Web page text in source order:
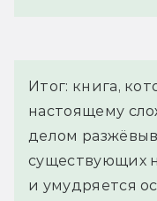
Итог: книга,
настоящему
делом
существующих
и умудряется